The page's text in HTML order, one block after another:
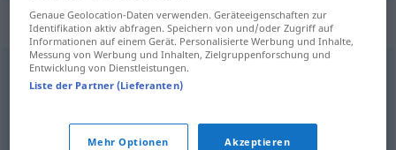
Synonyme für "unverwechselbar"
beispiellos,ohnegleichen,einmalig
Genaue Geolocation-Daten verwenden. Geräteeigenschaften zur
Identifikation aktiv abfragen. Speichern von und/oder Zugriff auf
Informationen auf einem Gerät. Personalisierte Werbung und Inhalte,
Messung von Werbung und Inhalten, Zielgruppenforschung und
Entwicklung von Dienstleistungen.
Liste der Partner (Lieferanten)
Mehr Optionen Akzeptieren